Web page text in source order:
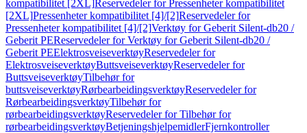
kompatibilitet [2XL]Reservedeler for Pressenheter kompatibilitet
[2XL]Pressenheter kompatibilitet [4]/[2]Reservedeler for
Pressenheter kompatibilitet [4]/[2]Verktøy for Geberit Silent-db20 /
Geberit PEReservedeler for Verktøy for Geberit Silent-db20 /
Geberit PEElektrosveiseverktøyReservedeler for
ElektrosveiseverktøyButtsveiseverktøyReservedeler for
ButtsveiseverktøyTilbehør for
buttsveiseverktøyRørbearbeidingsverktøyReservedeler for
RørbearbeidingsverktøyTilbehør for
rørbearbeidingsverktøyReservedeler for Tilbehør for
rørbearbeidingsverktøyBetjeningshjelpemidlerFjernkontroller